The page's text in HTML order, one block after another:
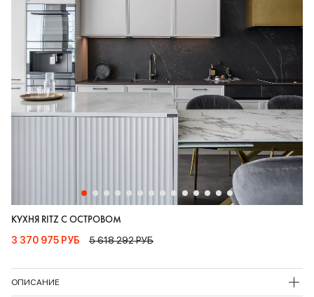
КУХНЯ RITZ С ОСТРОВОМ
3 370 975 РУБ 5 618 292 РУБ
ОПИСАНИЕ